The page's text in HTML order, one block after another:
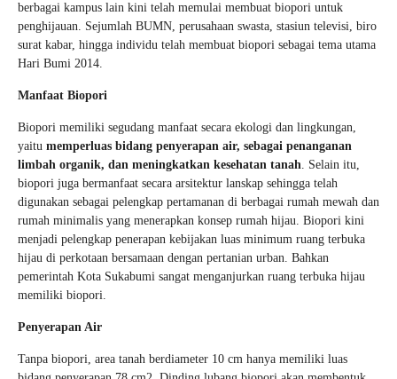
berbagai kampus lain kini telah memulai membuat biopori untuk
penghijauan. Sejumlah BUMN, perusahaan swasta, stasiun televisi, biro
surat kabar, hingga individu telah membuat biopori sebagai tema utama
Hari Bumi 2014.
Manfaat Biopori
Biopori memiliki segudang manfaat secara ekologi dan lingkungan,
yaitu memperluas bidang penyerapan air, sebagai penanganan
limbah organik, dan meningkatkan kesehatan tanah. Selain itu,
biopori juga bermanfaat secara arsitektur lanskap sehingga telah
digunakan sebagai pelengkap pertamanan di berbagai rumah mewah dan
rumah minimalis yang menerapkan konsep rumah hijau. Biopori kini
menjadi pelengkap penerapan kebijakan luas minimum ruang terbuka
hijau di perkotaan bersamaan dengan pertanian urban. Bahkan
pemerintah Kota Sukabumi sangat menganjurkan ruang terbuka hijau
memiliki biopori.
Penyerapan Air
Tanpa biopori, area tanah berdiameter 10 cm hanya memiliki luas